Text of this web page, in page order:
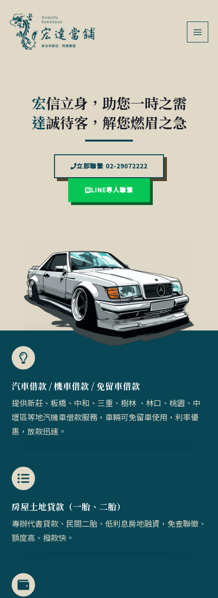
宏信立身，助您一時之需
達誠待客，解您燃眉之急
立即聯繫 02-29072222
LINE專人聯繫
汽車借款 / 機車借款 / 免留車借款​
提供新莊、板橋、中和、三重、樹林 、林口、桃園、中
壢區等地汽機車借款服務，車輛可免留車使用，利率優
惠，放款迅速。
房屋土地貸款（一胎、二胎）​​
專辦代書貸款、民間二胎、低利息房地融資，免查聯徵、
額度高、撥款快。